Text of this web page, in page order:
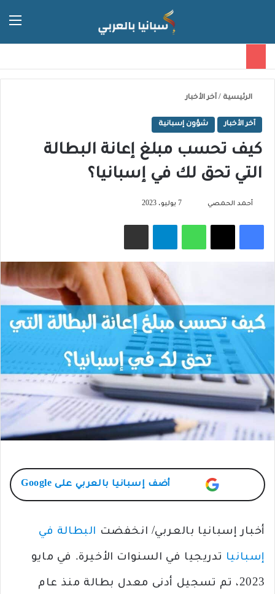
الرئيسية / آخر الأخبار
آخر الأخبار شؤون إسبانية
كيف تحسب مبلغ إعانة البطالة
التي تحق لك في إسبانيا؟
أحمد الحمصي 7 يوليو، 2023
فيسبوك‫X واتساب تيلقرام مشاركة عبر البريد
أضف إسبانيا بالعربي على Google
أخبار إسبانيا بالعربي/ انخفضت البطالة في
إسبانيا تدريجيا في السنوات الأخيرة. في مايو
2023، تم تسجيل أدنى معدل بطالة منذ عام